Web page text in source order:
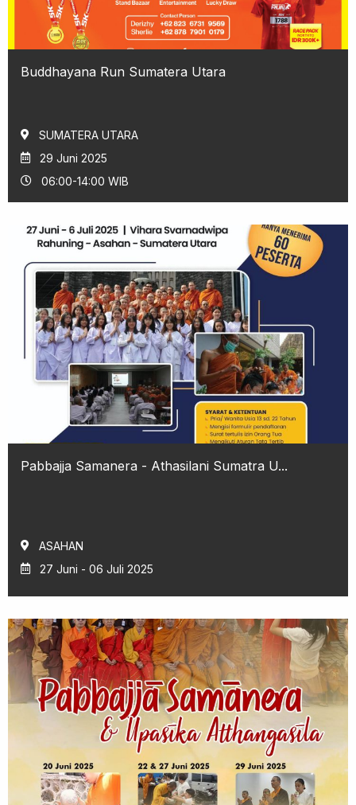
Buddhayana Run Sumatera Utara
SUMATERA UTARA
29 Juni 2025
06:00-14:00 WIB
Pabbajja Samanera - Athasilani Sumatra U...
ASAHAN
27 Juni - 06 Juli 2025